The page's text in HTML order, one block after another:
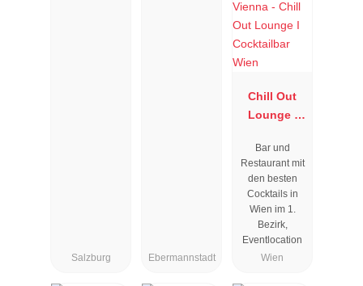
Salzburg Ebermannstadt
Chill Out
Lounge I
Wien
Bar und
Restaurant mit
den besten
Cocktails in
Wien im 1.
Bezirk,
Eventlocation
Wien